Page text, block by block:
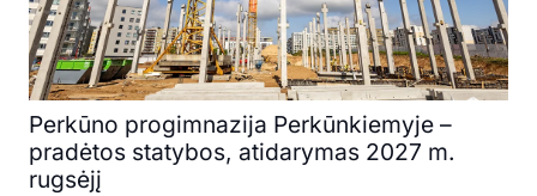
Perkūno progimnazija Perkūnkiemyje –
pradėtos statybos, atidarymas 2027 m.
rugsėjį